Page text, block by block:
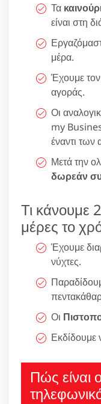
Τα
είναι στη
μέρα.
Έχουμε τον
αγοράς.
Οι
my
έναντι των
Μετά την
δωρεάν
Τι κάνουμε
μέρες το
Έχουμε
νύχτες.
Οι
Εκδίδουμε
Πώς είναι